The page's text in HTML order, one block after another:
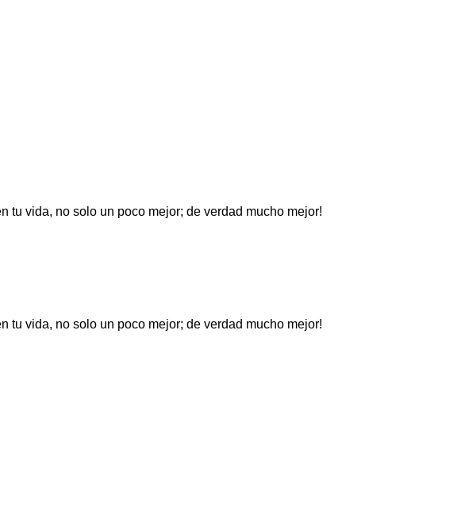
tu vida, no solo un poco mejor; de verdad mucho mejor!
tu vida, no solo un poco mejor; de verdad mucho mejor!